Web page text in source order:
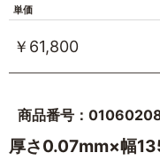
単価
￥61,800
商品番号：
厚さ0.07mm×幅